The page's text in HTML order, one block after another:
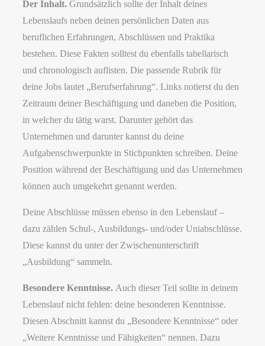
Der Inhalt. Grundsätzlich sollte der Inhalt deines
Lebenslaufs neben deinen persönlichen Daten aus
beruflichen Erfahrungen, Abschlüssen und Praktika
bestehen. Diese Fakten solltest du ebenfalls tabellarisch
und chronologisch auflisten. Die passende Rubrik für
deine Jobs lautet „Berufserfahrung“. Links notierst du den
Zeitraum deiner Beschäftigung und daneben die Position,
in welcher du tätig warst. Darunter gehört das
Unternehmen und darunter kannst du deine
Aufgabenschwerpunkte in Stichpunkten schreiben. Deine
Position während der Beschäftigung und das Unternehmen
können auch umgekehrt genannt werden.
Deine Abschlüsse müssen ebenso in den Lebenslauf –
dazu zählen Schul-, Ausbildungs- und/oder Uniabschlüsse.
Diese kannst du unter der Zwischenunterschrift
„Ausbildung“ sammeln.
Besondere Kenntnisse. Auch dieser Teil sollte in deinem
Lebenslauf nicht fehlen: deine besonderen Kenntnisse.
Diesen Abschnitt kannst du „Besondere Kenntnisse“ oder
„Weitere Kenntnisse und Fähigkeiten“ nennen. Dazu